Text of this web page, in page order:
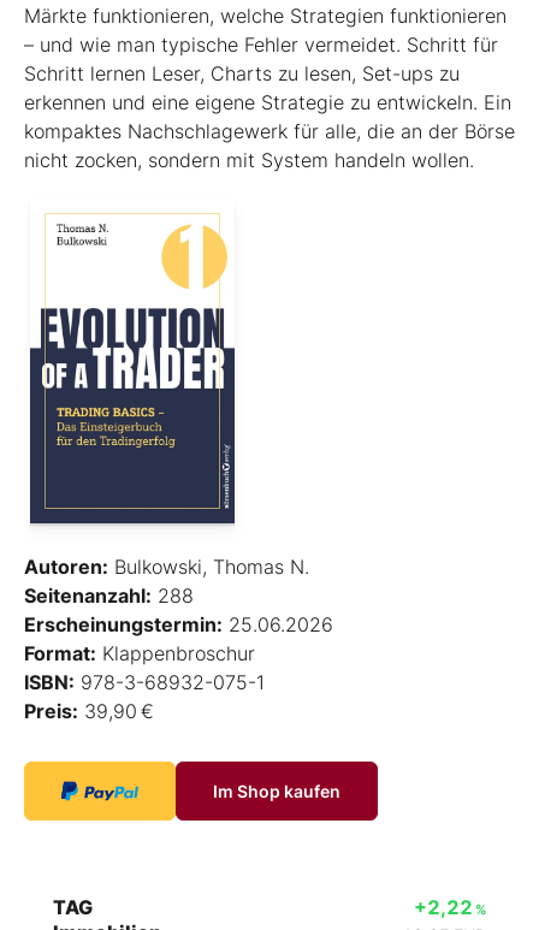
Märkte funktionieren, welche Strategien funktionieren
– und wie man typische Fehler vermeidet. Schritt für
Schritt lernen Leser, Charts zu lesen, Set-ups zu
erkennen und eine eigene Strategie zu entwickeln. Ein
kompaktes Nachschlagewerk für alle, die an der Börse
nicht zocken, sondern mit System handeln wollen.
Autoren: Bulkowski, Thomas N.
Seitenanzahl: 288
Erscheinungstermin: 25.06.2026
Format: Klappenbroschur
ISBN: 978-3-68932-075-1
Preis: 39,90 €
Im Shop kaufen
TAG
+2,22 %